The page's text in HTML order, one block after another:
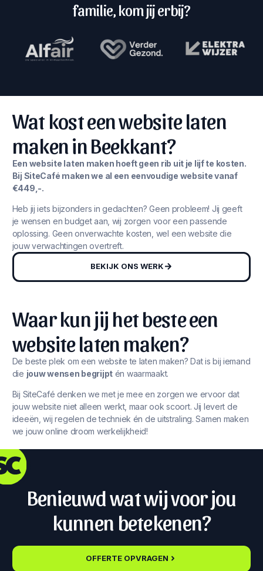
familie, kom jij erbij?
Wat kost een website laten
maken in Beekkant?
Een website laten maken hoeft geen rib uit je lijf te kosten.
Bij SiteCafé maken we al een eenvoudige website vanaf
€449,-.
Heb jij iets bijzonders in gedachten? Geen probleem! Jij geeft
je wensen en budget aan, wij zorgen voor een passende
oplossing. Geen onverwachte kosten, wel een website die
jouw verwachtingen overtreft.
BEKIJK ONS WERK
Waar kun jij het beste een
website laten maken?
De beste plek om een website te laten maken? Dat is bij iemand
die jouw wensen begrijpt én waarmaakt.
Bij SiteCafé denken we met je mee en zorgen we ervoor dat
jouw website niet alleen werkt, maar ook scoort. Jij levert de
ideeën, wij regelen de techniek én de uitstraling. Samen maken
we jouw online droom werkelijkheid!
Benieuwd wat wij voor jou
kunnen betekenen?
OFFERTE OPVRAGEN